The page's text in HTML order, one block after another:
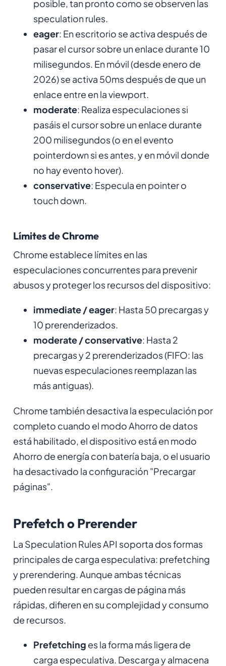
posible, tan pronto como se observen las
speculation rules.
eager: En escritorio se activa después de
pasar el cursor sobre un enlace durante 10
milisegundos. En móvil (desde enero de
2026) se activa 50ms después de que un
enlace entre en la viewport.
moderate: Realiza especulaciones si
pasáis el cursor sobre un enlace durante
200 milisegundos (o en el evento
pointerdown si es antes, y en móvil donde
no hay evento hover).
conservative: Especula en pointer o
touch down.
Límites de Chrome
Chrome establece límites en las
especulaciones concurrentes para prevenir
abusos y proteger los recursos del dispositivo:
immediate / eager: Hasta 50 precargas y
10 prerenderizados.
moderate / conservative: Hasta 2
precargas y 2 prerenderizados (FIFO: las
nuevas especulaciones reemplazan las
más antiguas).
Chrome también desactiva la especulación por
completo cuando el modo Ahorro de datos
está habilitado, el dispositivo está en modo
Ahorro de energía con batería baja, o el usuario
ha desactivado la configuración "Precargar
páginas".
Prefetch o Prerender
La Speculation Rules API soporta dos formas
principales de carga especulativa: prefetching
y prerendering. Aunque ambas técnicas
pueden resultar en cargas de página más
rápidas, difieren en su complejidad y consumo
de recursos.
Prefetching es la forma más ligera de
carga especulativa. Descarga y almacena